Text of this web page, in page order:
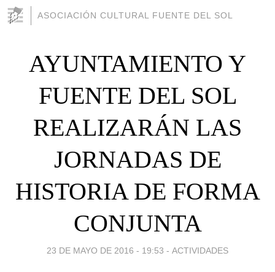
ASOCIACIÓN CULTURAL FUENTE DEL SOL
AYUNTAMIENTO Y
FUENTE DEL SOL
REALIZARÁN LAS
JORNADAS DE
HISTORIA DE FORMA
CONJUNTA
23 DE MAYO DE 2016 - 19:53 - ACTIVIDADES